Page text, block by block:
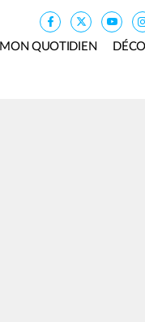
MON QUOTIDIEN